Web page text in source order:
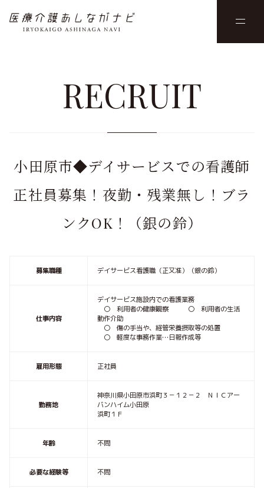
RECRUIT
小田原市◆デイサービスでの看護師
正社員募集！夜勤・残業無し！ブラ
ンクOK！（銀の鈴）
募集職種 デイサービス看護職（正又准）（銀の鈴）
仕事内容
デイサービス施設内での看護業務
〇 利用者の健康観察 〇 利用者の生活
動作介助
〇 傷の手当や、経管栄養摂取等の処置
〇 軽度な事務作業…日報作成等
雇用形態 正社員
勤務地
神奈川県小田原市浜町３－１２－２ ＮＩＣアー
バンハイム小田原
浜町１Ｆ
年齢 不問
必要な経験等 不問